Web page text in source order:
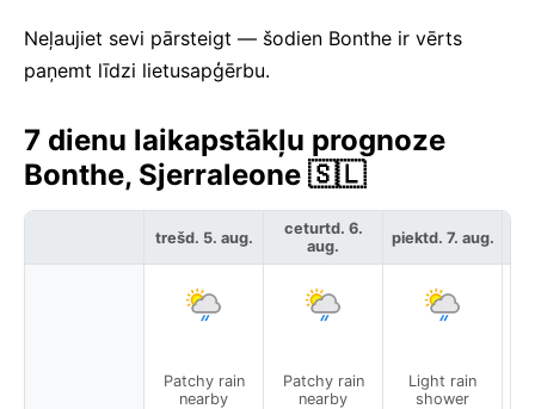
Neļaujiet sevi pārsteigt — šodien Bonthe ir vērts
paņemt līdzi lietusapģērbu.
7 dienu laikapstākļu prognoze
Bonthe, Sjerraleone 🇸🇱
trešd. 5. aug.
Patchy rain
nearby
ceturtd. 6.
aug.
Patchy rain
nearby
piektd. 7. aug.
Light rain
shower